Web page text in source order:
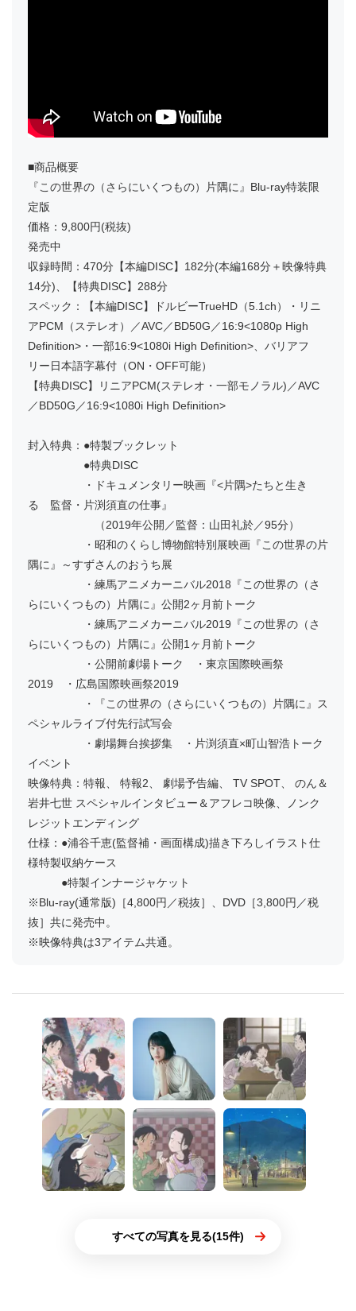
■商品概要
『この世界の（さらにいくつもの）片隅に』Blu-ray特装限
定版
価格：9,800円(税抜)
発売中
収録時間：470分【本編DISC】182分(本編168分＋映像特典
14分)、【特典DISC】288分
スペック：【本編DISC】ドルビーTrueHD（5.1ch）・リニ
アPCM（ステレオ）／AVC／BD50G／16:9<1080p High
Definition>・一部16:9<1080i High Definition>、バリアフ
リー日本語字幕付（ON・OFF可能）
【特典DISC】リニアPCM(ステレオ・一部モノラル)／AVC
／BD50G／16:9<1080i High Definition>
封入特典：●特製ブックレット
●特典DISC
・ドキュメンタリー映画『<片隅>たちと生き
る 監督・片渕須直の仕事』
（2019年公開／監督：山田礼於／95分）
・昭和のくらし博物館特別展映画『この世界の片
隅に』～すずさんのおうち展
・練馬アニメカーニバル2018『この世界の（さ
らにいくつもの）片隅に』公開2ヶ月前トーク
・練馬アニメカーニバル2019『この世界の（さ
らにいくつもの）片隅に』公開1ヶ月前トーク
・公開前劇場トーク ・東京国際映画祭
2019 ・広島国際映画祭2019
・『この世界の（さらにいくつもの）片隅に』ス
ペシャルライブ付先行試写会
・劇場舞台挨拶集 ・片渕須直×町山智浩トーク
イベント
映像特典：特報、 特報2、 劇場予告編、 TV SPOT、 のん＆
岩井七世 スペシャルインタビュー＆アフレコ映像、ノンク
レジットエンディング
仕様：●浦谷千恵(監督補・画面構成)描き下ろしイラスト仕
様特製収納ケース
●特製インナージャケット
※Blu-ray(通常版)［4,800円／税抜］、DVD［3,800円／税
抜］共に発売中。
※映像特典は3アイテム共通。
すべての写真を見る(15件)